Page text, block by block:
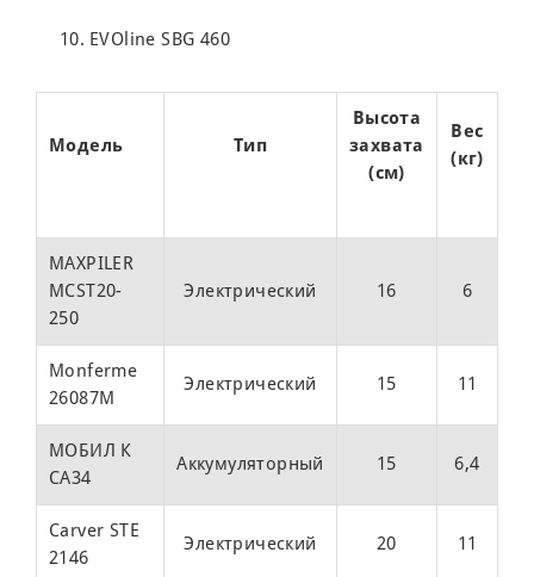
EVOline SBG 460
Модель Тип
Высота
захвата
(см)
Вес
(кг)
MAXPILER
MCST20-
250
Электрический 16 6
Monferme
26087M
Электрический 15 11
МОБИЛ К
CA34
Аккумуляторный 15 6,4
Carver STE
2146
Электрический 20 11